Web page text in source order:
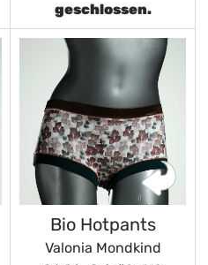
geschlossen.
Bio Hotpants
Valonia Mondkind